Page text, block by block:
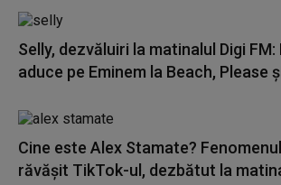
Selly, dezvăluiri la matinalul Digi FM:
aduce pe Eminem la Beach, Please
Cine este Alex Stamate?
răvășit TikTok-ul, dezbătut la